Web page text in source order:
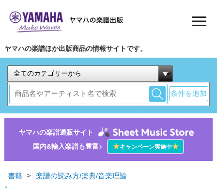
ヤマハの楽譜ほか出版商品の情報サイトです。
条件を追加
ヤマハの楽譜通販サイト
国内&輸入楽譜も豊富♪
★キャンペーン実施中★
書籍 > 楽譜の読み方/楽典/音楽理論